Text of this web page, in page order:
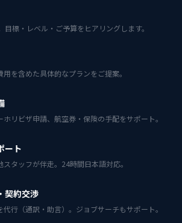
目標・レベル・ご予算をヒアリングします。
を含めた具体的なプランをご提案。
リビザ申請、航空券・保険の手配をサポート。
ート
タッフが伴走。24時間日本語対応。
契約交渉
行（通訳・助言）。ジョブサーチもサポート。